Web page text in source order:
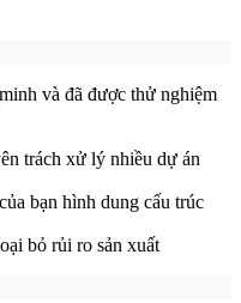
và đã được thử nghiệm
trách xử lý nhiều dự án
bạn hình dung cấu trúc
bỏ rủi ro sản xuất